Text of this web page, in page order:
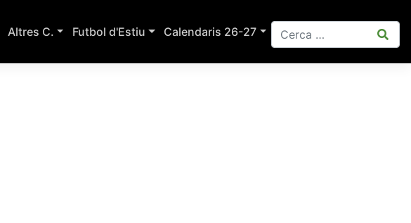
Altres C. Futbol d'Estiu Calendaris 26-27